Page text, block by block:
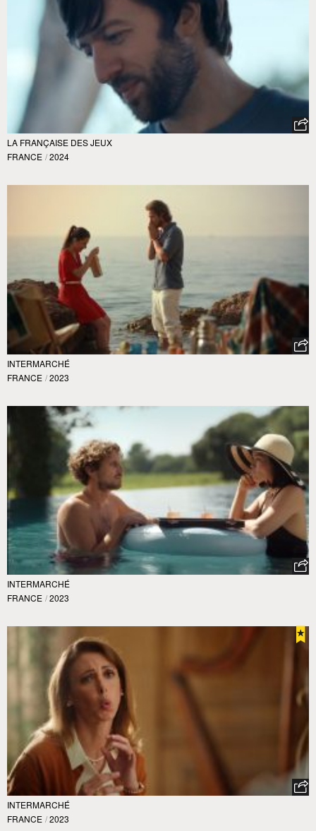
LA FRANÇAISE DES JEUX
FRANCE / 2024
INTERMARCHÉ
FRANCE / 2023
INTERMARCHÉ
FRANCE / 2023
INTERMARCHÉ
FRANCE / 2023